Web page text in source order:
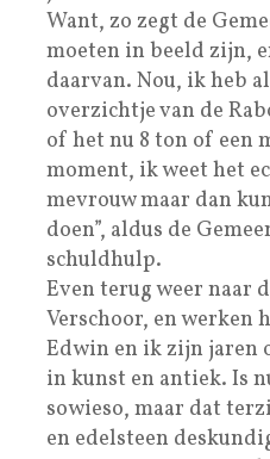
Want, zo zegt de
moeten in beeld zijn,
daarvan. Nou, ik heb
overzichtje van de
of het nu 8 ton of een
moment, ik weet het
mevrouw maar dan
doen”, aldus de
schuldhulp.
Even terug weer naar
Verschoor, en werken
Edwin en ik zijn jaren
in kunst en antiek. Is
sowieso, maar dat
en edelsteen